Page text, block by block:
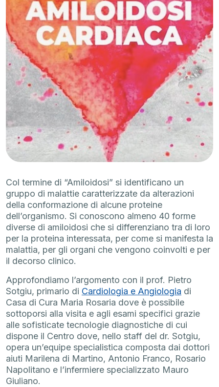
Col termine di “Amiloidosi” si identificano un
gruppo di malattie caratterizzate da alterazioni
della conformazione di alcune proteine
dell’organismo. Si conoscono almeno 40 forme
diverse di amiloidosi che si differenziano tra di loro
per la proteina interessata, per come si manifesta la
malattia, per gli organi che vengono coinvolti e per
il decorso clinico.
Approfondiamo l’argomento con il prof. Pietro
Sotgiu, primario di Cardiologia e Angiologia di
Casa di Cura Maria Rosaria dove è possibile
sottoporsi alla visita e agli esami specifici grazie
alle sofisticate tecnologie diagnostiche di cui
dispone il Centro dove, nello staff del dr. Sotgiu,
opera un’equipe specialistica composta dai dottori
aiuti Marilena di Martino, Antonio Franco, Rosario
Napolitano e l’infermiere specializzato Mauro
Giuliano.